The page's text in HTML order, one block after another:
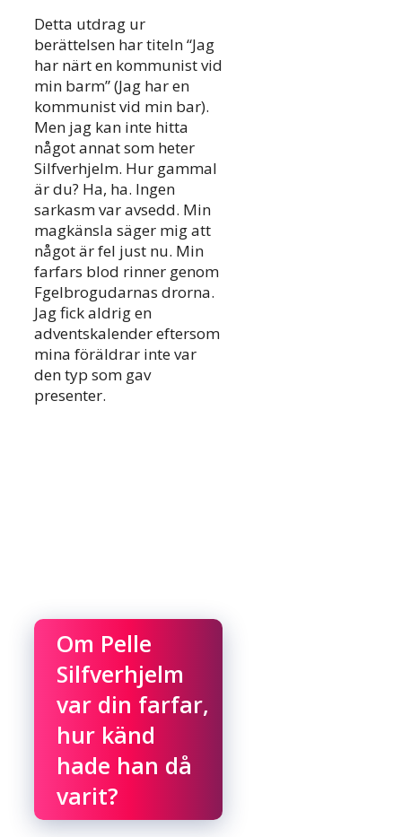
Detta utdrag ur
berättelsen har titeln “Jag
har närt en kommunist vid
min barm” (Jag har en
kommunist vid min bar).
Men jag kan inte hitta
något annat som heter
Silfverhjelm. Hur gammal
är du? Ha, ha. Ingen
sarkasm var avsedd. Min
magkänsla säger mig att
något är fel just nu. Min
farfars blod rinner genom
Fgelbrogudarnas drorna.
Jag fick aldrig en
adventskalender eftersom
mina föräldrar inte var
den typ som gav
presenter.
Om Pelle
Silfverhjelm
var din farfar,
hur känd
hade han då
varit?